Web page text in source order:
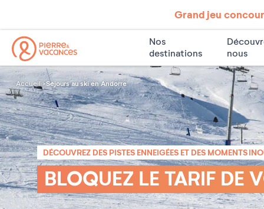
Grand jeu
Nos
destinations
nous
Accueil Séjours au ski en Andorre
DÉCOUVREZ DES PISTES ENNEIGÉES ET DES MOMENTS
BLOQUEZ LE TARIF DE